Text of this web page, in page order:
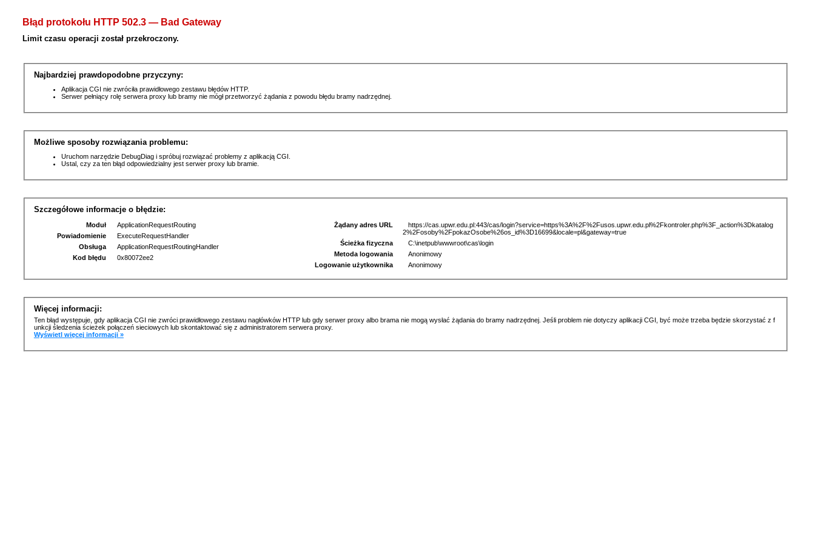
Błąd protokołu HTTP 502.3 — Bad Gateway
Limit czasu operacji został przekroczony.
Najbardziej prawdopodobne przyczyny:
Aplikacja CGI nie zwróciła prawidłowego zestawu błędów HTTP.
Serwer pełniący rolę serwera proxy lub bramy nie mógł przetworzyć żądania z powodu błędu bramy nadrzędnej.
Możliwe sposoby rozwiązania problemu:
Uruchom narzędzie DebugDiag i spróbuj rozwiązać problemy z aplikacją CGI.
Ustal, czy za ten błąd odpowiedzialny jest serwer proxy lub bramie.
Szczegółowe informacje o błędzie:
Moduł
ApplicationRequestRouting
Powiadomienie
ExecuteRequestHandler
Obsługa
ApplicationRequestRoutingHandler
Kod błędu
0x80072ee2
Żądany adres URL
https://cas.upwr.edu.pl:443/cas/login?service=https%3A%2F%2Fusos.upwr.edu.pl%2Fkontroler.php%3F_action%3Dkatalog
2%2Fosoby%2FpokazOsobe%26os_id%3D16699&locale=pl&gateway=true
Ścieżka fizyczna
C:\inetpub\wwwroot\cas\login
Metoda logowania
Anonimowy
Logowanie użytkownika
Anonimowy
Więcej informacji:
Ten błąd występuje, gdy aplikacja CGI nie zwróci prawidłowego zestawu nagłówków HTTP lub gdy serwer proxy albo brama nie mogą wysłać żądania do bramy nadrzędnej. Jeśli problem nie dotyczy aplikacji CGI, być może trzeba będzie skorzystać z f
unkcji śledzenia ścieżek połączeń sieciowych lub skontaktować się z administratorem serwera proxy.
Wyświetl więcej informacji »